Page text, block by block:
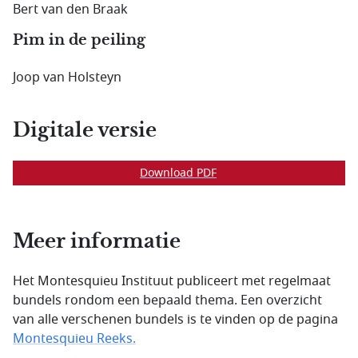
Bert van den Braak
Pim in de peiling
Joop van Holsteyn
Digitale versie
Download PDF
Meer informatie
Het Montesquieu Instituut publiceert met regelmaat
bundels rondom een bepaald thema. Een overzicht
van alle verschenen bundels is te vinden op de pagina
Montesquieu Reeks.